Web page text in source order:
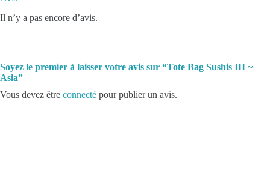
Il n’y a pas encore d’avis.
Soyez le premier à laisser votre avis sur “Tote Bag Sushis III ~
Asia”
Vous devez être connecté pour publier un avis.